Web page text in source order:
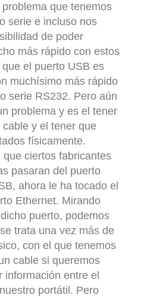
que tenemos
serie e incluso nos
de poder
más rápido con estos
el puerto USB es
muchísimo más rápido
serie RS232. Pero aún
problema y es el tener
y el tener que
físicamente.
que ciertos fabricantes
pasaran del puerto
ahora le ha tocado el
Ethernet. Mirando
puerto, podemos
trata una vez más de
con el que tenemos
cable si queremos
información entre el
portátil. Pero